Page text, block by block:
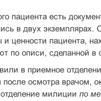
пациента есть
в двух экземплярах.
ценности пациента,
по описи, сделанной в
в приемное
после осмотра врачом,
милиции по